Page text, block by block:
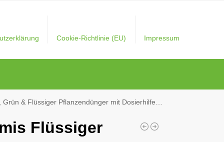
Cookie-Richtlinie (EU) Impressum
mit Dosierhilfe für Orchideen, Vitalnahrung, 200 ml, Grün
Flüssiger